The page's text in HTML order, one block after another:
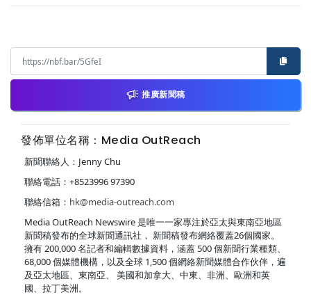
推廣新聞稿
發佈單位名稱：Media OutReach
新聞聯絡人：Jenny Chu
聯絡電話：+8523996 97390
聯絡信箱： hk@media-outreach.com
Media OutReach Newswire 是唯一一家專注於亞太與東南亞地區
新聞稿發布的全球新聞通訊社， 新聞稿發布網絡覆蓋26個國家。
擁有 200,000 名記者和編輯數據資料，涵蓋 500 個新聞行業種類、
68,000 個媒體機構，以及全球 1,500 個網絡新聞媒體合作伙伴，遍
及亞太地區、東南亞、 美國和加拿大、中東、非洲、歐洲和英
國、拉丁美洲。